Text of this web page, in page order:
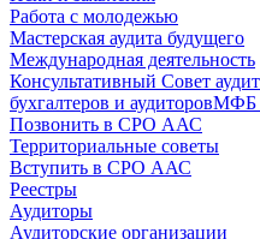
Работа с молодежью
Мастерская аудита будущего
Международная деятельность
Консультативный Совет
бухгалтеров и аудиторовМФБ
Позвонить в СРО ААС
Территориальные советы
Вступить в СРО ААС
Реестры
Аудиторы
Аудиторские организации